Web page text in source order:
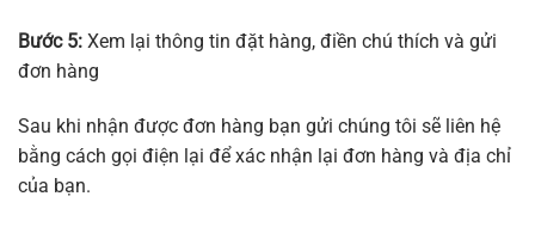
Bước 5: Xem lại thông tin đặt hàng, điền chú thích và gửi
đơn hàng
Sau khi nhận được đơn hàng bạn gửi chúng tôi sẽ liên hệ
bằng cách gọi điện lại để xác nhận lại đơn hàng và địa chỉ
của bạn.